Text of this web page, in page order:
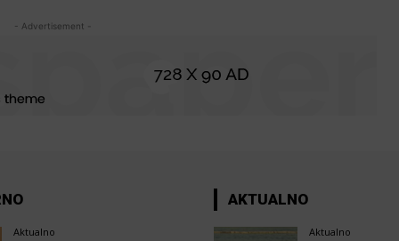
- Advertisement -
Aktualno
AKTUALNO
Aktualno